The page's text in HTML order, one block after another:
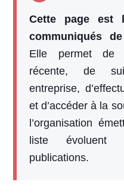
Cette page est
communiqués
Elle permet de
récente, de
entreprise,
et d’accéder à la
l’organisation
liste évoluent
publications.